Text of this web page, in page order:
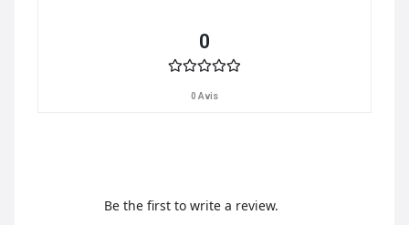
0
0 Avis
Be the first to write a review.